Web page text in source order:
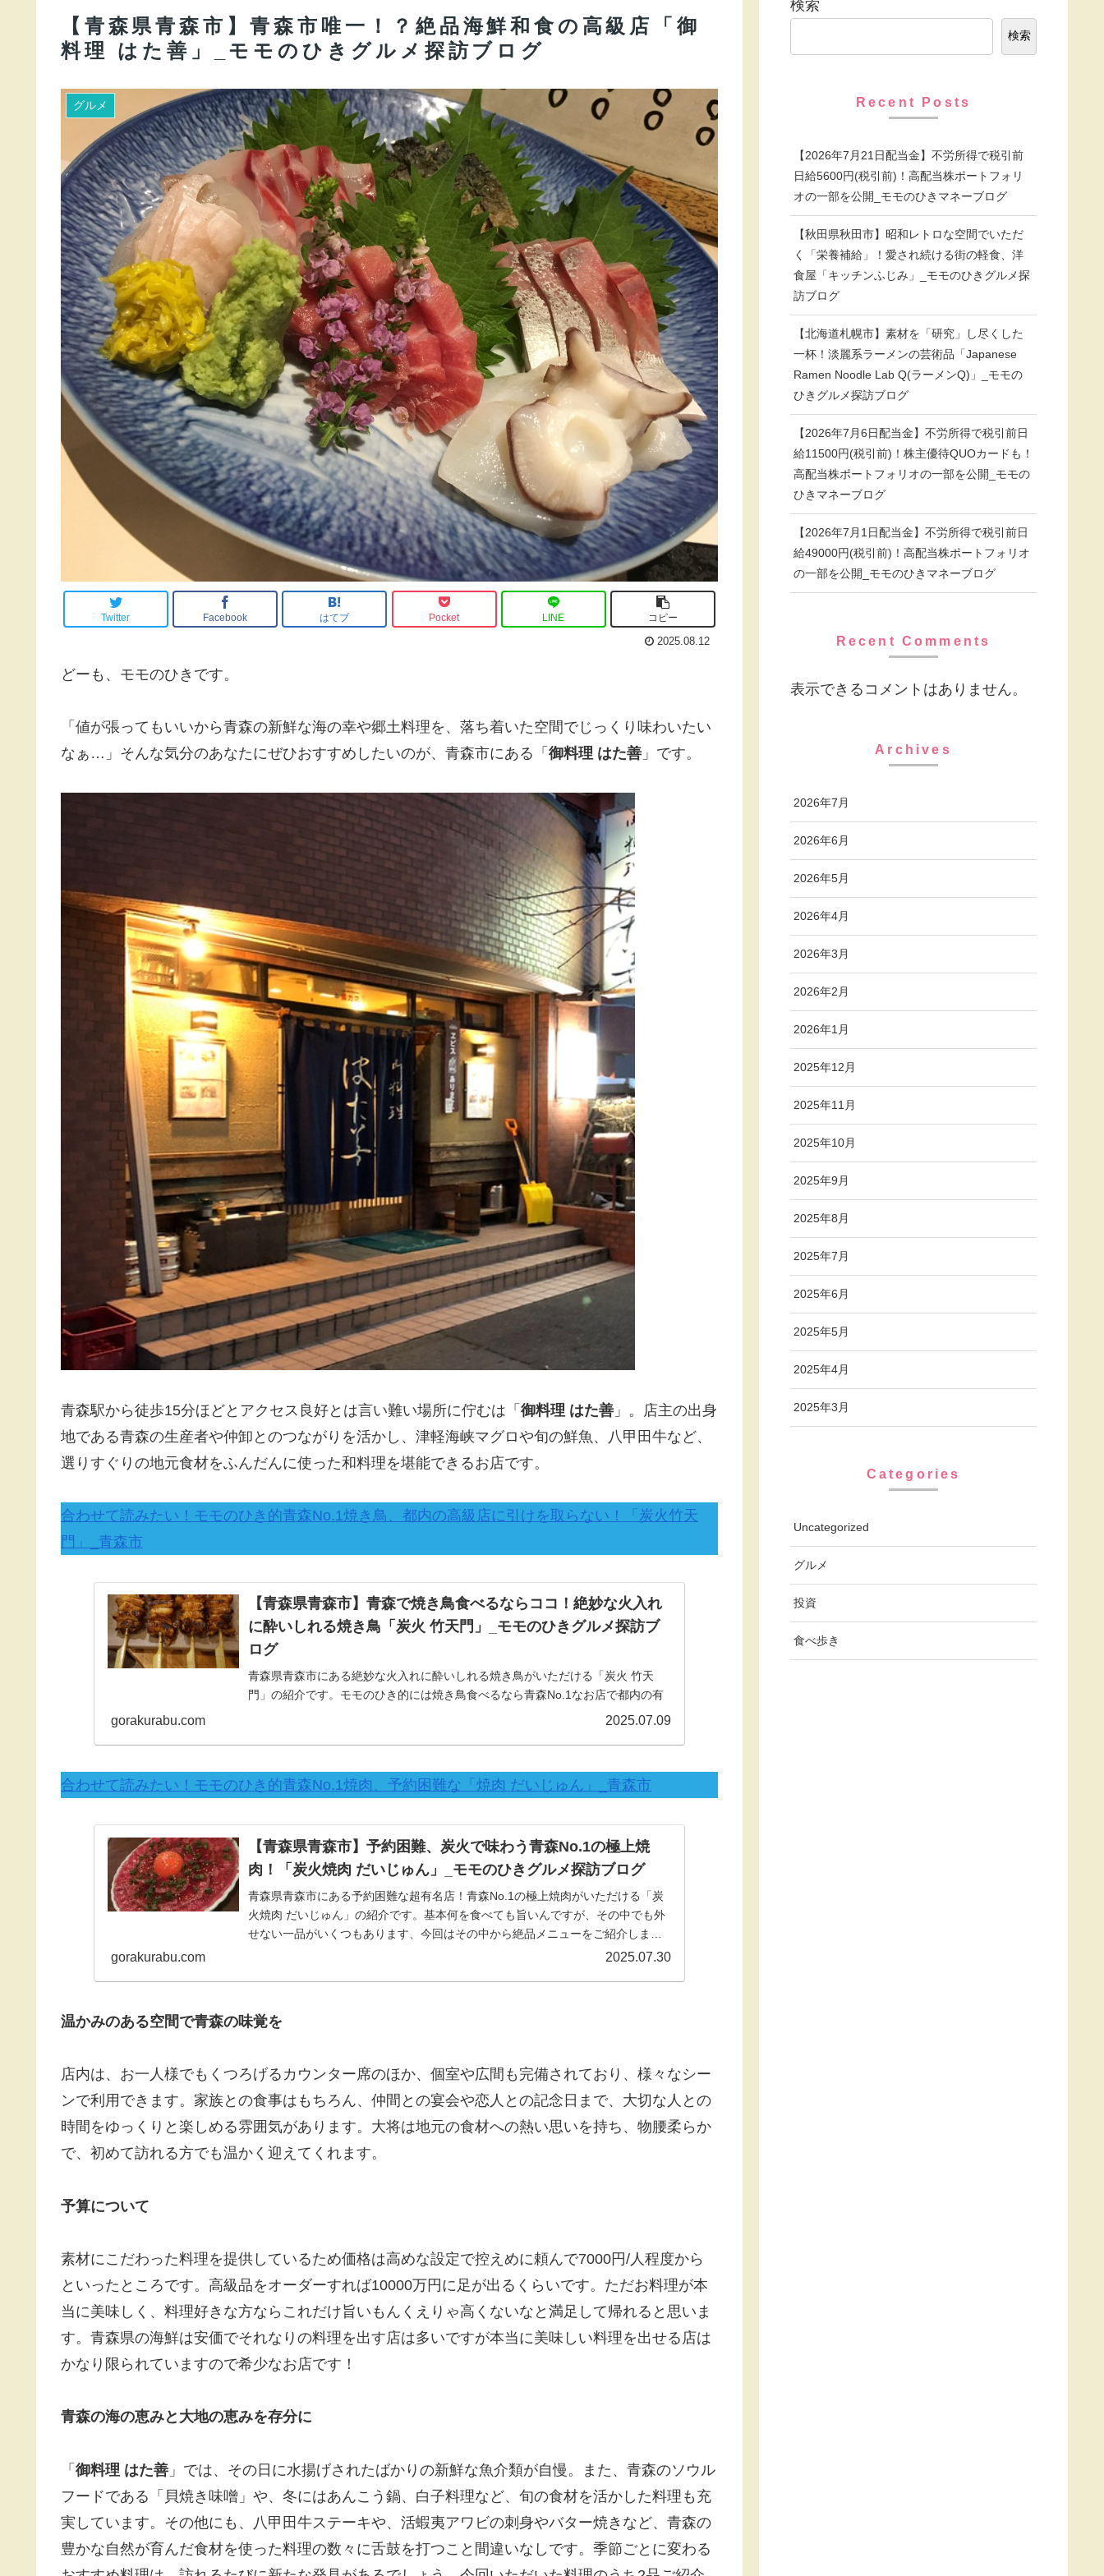
【青森県青森市】青森市唯一！？絶品海鮮和食の高級店「御
料理 はた善」_モモのひきグルメ探訪ブログ
グルメ
Twitter Facebook はてブ Pocket LINE コピー
2025.08.12
どーも、モモのひきです。
「値が張ってもいいから青森の新鮮な海の幸や郷土料理を、落ち着いた空間でじっくり味わいたい
なぁ…」そんな気分のあなたにぜひおすすめしたいのが、青森市にある「 御料理 はた善 」です。
青森駅から徒歩15分ほどとアクセス良好とは言い難い場所に佇むは「 御料理 はた善 」。店主の出身
地である青森の生産者や仲卸とのつながりを活かし、津軽海峡マグロや旬の鮮魚、八甲田牛など、
選りすぐりの地元食材をふんだんに使った和料理を堪能できるお店です。
合わせて読みたい！モモのひき的青森No.1焼き鳥、都内の高級店に引けを取らない！「炭火竹天
門」_青森市
【青森県青森市】青森で焼き鳥食べるならココ！絶妙な火入れ
に酔いしれる焼き鳥「炭火 竹天門」_モモのひきグルメ探訪ブ
ログ
青森県青森市にある絶妙な火入れに酔いしれる焼き鳥がいただける「炭火 竹天
門」の紹介です。モモのひき的には焼き鳥食べるなら青森No.1なお店で都内の有
名高級焼き鳥店にも引けを取らない美味しさです！_モモのひきグルメ探訪ブログ
gorakurabu.com 2025.07.09
合わせて読みたい！モモのひき的青森No.1焼肉、予約困難な「焼肉 だいじゅん」_青森市
【青森県青森市】予約困難、炭火で味わう青森No.1の極上焼
肉！「炭火焼肉 だいじゅん」_モモのひきグルメ探訪ブログ
青森県青森市にある予約困難な超有名店！青森No.1の極上焼肉がいただける「炭
火焼肉 だいじゅん」の紹介です。基本何を食べても旨いんですが、その中でも外
せない一品がいくつもあります、今回はその中から絶品メニューをご紹介します_
gorakurabu.com 2025.07.30
温かみのある空間で青森の味覚を
店内は、お一人様でもくつろげるカウンター席のほか、個室や広間も完備されており、様々なシー
ンで利用できます。家族との食事はもちろん、仲間との宴会や恋人との記念日まで、大切な人との
時間をゆっくりと楽しめる雰囲気があります。大将は地元の食材への熱い思いを持ち、物腰柔らか
で、初めて訪れる方でも温かく迎えてくれます。
予算について
素材にこだわった料理を提供しているため価格は高めな設定で控えめに頼んで7000円/人程度から
といったところです。高級品をオーダーすれば10000万円に足が出るくらいです。ただお料理が本
当に美味しく、料理好きな方ならこれだけ旨いもんくえりゃ高くないなと満足して帰れると思いま
す。青森県の海鮮は安価でそれなりの料理を出す店は多いですが本当に美味しい料理を出せる店は
かなり限られていますので希少なお店です！
青森の海の恵みと大地の恵みを存分に
「 御料理 はた善 」では、その日に水揚げされたばかりの新鮮な魚介類が自慢。また、青森のソウル
フードである「貝焼き味噌」や、冬にはあんこう鍋、白子料理など、旬の食材を活かした料理も充
実しています。その他にも、八甲田牛ステーキや、活蝦夷アワビの刺身やバター焼きなど、青森の
豊かな自然が育んだ食材を使った料理の数々に舌鼓を打つこと間違いなしです。季節ごとに変わる
検索
検索
Recent Posts
【2026年7月21日配当金】不労所得で税引前
日給5600円(税引前)！高配当株ポートフォリ
オの一部を公開_モモのひきマネーブログ
【秋田県秋田市】昭和レトロな空間でいただ
く「栄養補給」！愛され続ける街の軽食、洋
食屋「キッチンふじみ」_モモのひきグルメ探
訪ブログ
【北海道札幌市】素材を「研究」し尽くした
一杯！淡麗系ラーメンの芸術品「Japanese
Ramen Noodle Lab Q(ラーメンQ)」_モモの
ひきグルメ探訪ブログ
【2026年7月6日配当金】不労所得で税引前日
給11500円(税引前)！株主優待QUOカードも！
高配当株ポートフォリオの一部を公開_モモの
ひきマネーブログ
【2026年7月1日配当金】不労所得で税引前日
給49000円(税引前)！高配当株ポートフォリオ
の一部を公開_モモのひきマネーブログ
Recent Comments
表示できるコメントはありません。
Archives
2026年7月
2026年6月
2026年5月
2026年4月
2026年3月
2026年2月
2026年1月
2025年12月
2025年11月
2025年10月
2025年9月
2025年8月
2025年7月
2025年6月
2025年5月
2025年4月
2025年3月
Categories
Uncategorized
グルメ
投資
食べ歩き